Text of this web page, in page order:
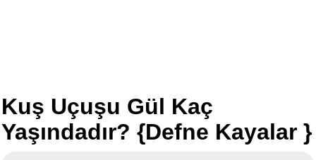
Kuş Uçuşu Gül Kaç
Yaşındadır? {Defne Kayalar }